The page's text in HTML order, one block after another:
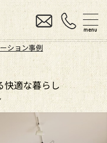
menu
ション事例
快適な暮らし